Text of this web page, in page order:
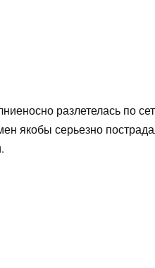
разлетелась по
якобы серьезно